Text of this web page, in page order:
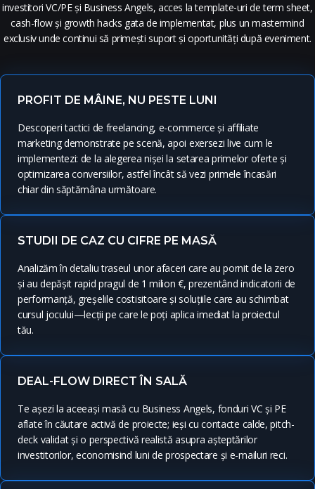
investitori VC/PE și Business Angels, acces la template-uri de term sheet,
cash-flow și growth hacks gata de implementat, plus un mastermind
exclusiv unde continui să primești suport și oportunități după eveniment.
PROFIT DE MÂINE, NU PESTE LUNI
Descoperi tactici de freelancing, e-commerce și affiliate
marketing demonstrate pe scenă, apoi exersezi live cum le
implementezi: de la alegerea nișei la setarea primelor oferte și
optimizarea conversiilor, astfel încât să vezi primele încasări
chiar din săptămâna următoare.
STUDII DE CAZ CU CIFRE PE MASĂ
Analizăm în detaliu traseul unor afaceri care au pornit de la zero
și au depășit rapid pragul de 1 milion €, prezentând indicatorii de
performanță, greșelile costisitoare și soluțiile care au schimbat
cursul jocului—lecții pe care le poți aplica imediat la proiectul
tău.
DEAL-FLOW DIRECT ÎN SALĂ
Te așezi la aceeași masă cu Business Angels, fonduri VC și PE
aflate în căutare activă de proiecte; ieși cu contacte calde, pitch-
deck validat și o perspectivă realistă asupra așteptărilor
investitorilor, economisind luni de prospectare și e-mailuri reci.